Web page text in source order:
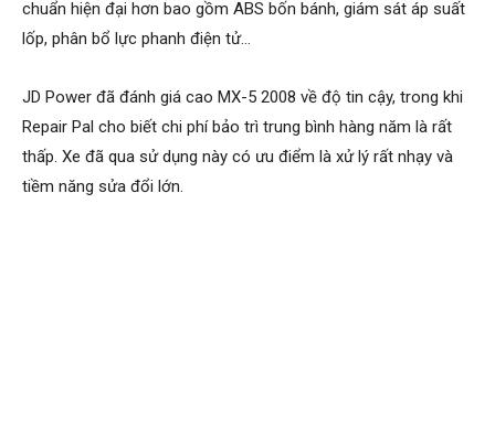
chuẩn hiện đại hơn bao gồm ABS bốn bánh, giám sát áp suất
lốp, phân bổ lực phanh điện tử…
JD Power đã đánh giá cao MX-5 2008 về độ tin cậy, trong khi
Repair Pal cho biết chi phí bảo trì trung bình hàng năm là rất
thấp. Xe đã qua sử dụng này có ưu điểm là xử lý rất nhạy và
tiềm năng sửa đổi lớn.